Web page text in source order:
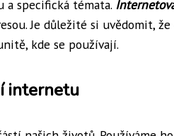
a specifická témata.
Je důležité si uvědomit,
kde se používají.
internetu